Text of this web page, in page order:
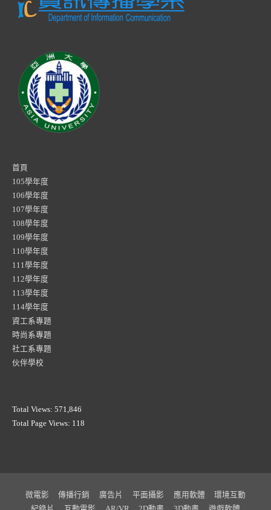
首頁
105學年度
106學年度
107學年度
108學年度
109學年度
110學年度
111學年度
112學年度
113學年度
114學年度
資工系專題
時尚系專題
社工系專題
伙伴學校
Total Views: 571,846
Total Page Views: 118
微電影 傳播行銷 廣告片 平面攝影 應用軟體
環境互動